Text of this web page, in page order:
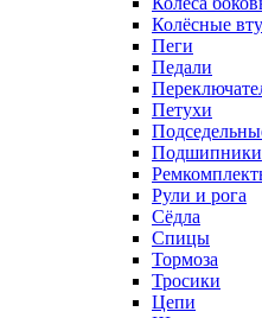
Колёсные
Пеги
Педали
Петухи
Подшипники
Рули и рога
Сёдла
Спицы
Тормоза
Тросики
Цепи